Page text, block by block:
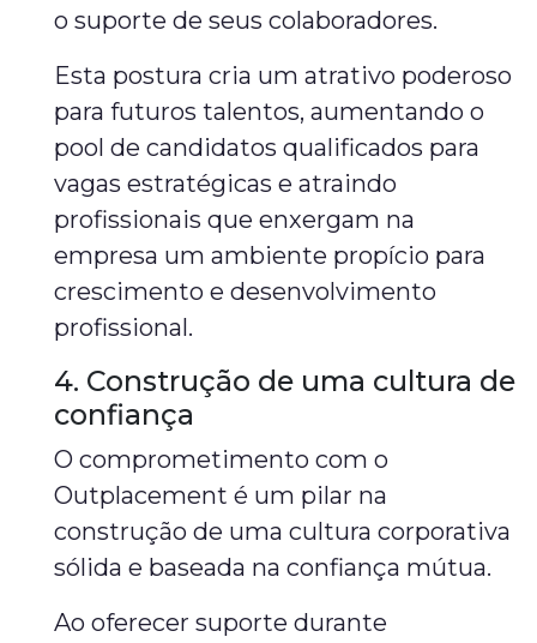
o suporte de seus colaboradores.
Esta postura cria um atrativo poderoso
para futuros talentos, aumentando o
pool de candidatos qualificados para
vagas estratégicas e atraindo
profissionais que enxergam na
empresa um ambiente propício para
crescimento e desenvolvimento
profissional.
4. Construção de uma cultura de
confiança
O comprometimento com o
Outplacement é um pilar na
construção de uma cultura corporativa
sólida e baseada na confiança mútua.
Ao oferecer suporte durante